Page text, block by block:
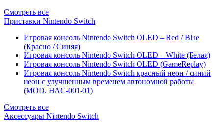
Смотреть все
Приставки Nintendo Switch
Игровая консоль Nintendo Switch OLED – Red / Blue
(Красно / Синяя)
Игровая консоль Nintendo Switch OLED – White (Белая)
Игровая консоль Nintendo Switch OLED (GameReplay)
Игровая консоль Nintendo Switch красный неон / синий
неон с улучшенным временем автономной работы
(MOD. HAC-001-01)
Смотреть все
Аксессуары Nintendo Switch